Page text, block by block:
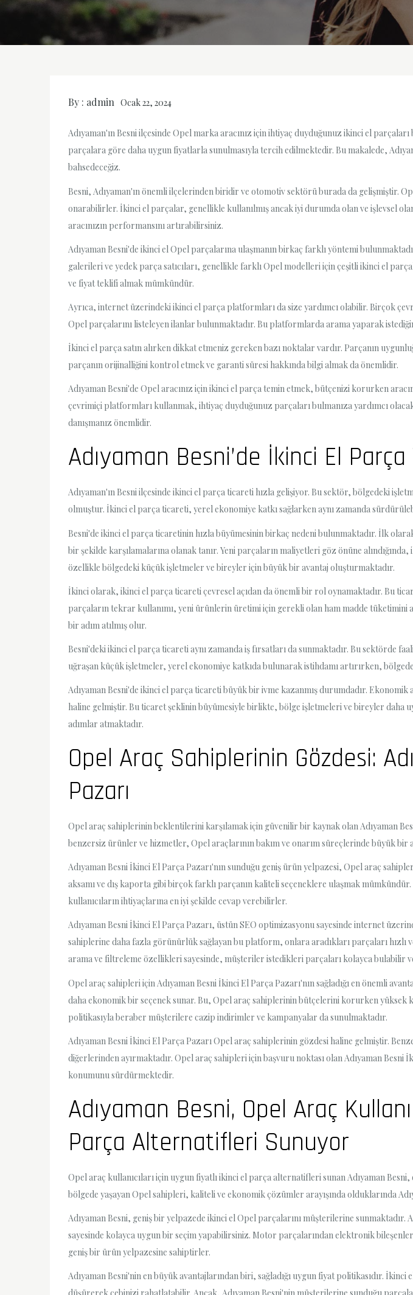
By : admin Ocak 22, 2024
Adıyaman'ın Besni ilçesinde Opel marka aracınız için ihtiyaç duyduğunuz ikinci el
parçalara göre daha uygun fiyatlarla sunulmasıyla tercih edilmektedir. Bu makalede,
bahsedeceğiz.
Besni, Adıyaman'ın önemli ilçelerinden biridir ve otomotiv sektörü burada da gelişmiştir.
onarabilirler. İkinci el parçalar, genellikle kullanılmış ancak iyi durumda olan ve işlevsel
aracınızın performansını artırabilirsiniz.
Adıyaman Besni'de ikinci el Opel parçalarına ulaşmanın birkaç farklı yöntemi
galerileri ve yedek parça satıcıları, genellikle farklı Opel modelleri için çeşitli ikinci el
ve fiyat teklifi almak mümkündür.
Ayrıca, internet üzerindeki ikinci el parça platformları da size yardımcı olabilir. Birçok
Opel parçalarını listeleyen ilanlar bulunmaktadır. Bu platformlarda arama yaparak
İkinci el parça satın alırken dikkat etmeniz gereken bazı noktalar vardır. Parçanın
parçanın orijinalliğini kontrol etmek ve garanti süresi hakkında bilgi almak da önemlidir.
Adıyaman Besni'de Opel aracınız için ikinci el parça temin etmek, bütçenizi korurken
çevrimiçi platformları kullanmak, ihtiyaç duyduğunuz parçaları bulmanıza yardımcı
danışmanız önemlidir.
Adıyaman Besni’de İkinci El
Adıyaman'ın Besni ilçesinde ikinci el parça ticareti hızla gelişiyor. Bu sektör, bölgedeki
olmuştur. İkinci el parça ticareti, yerel ekonomiye katkı sağlarken aynı zamanda
Besni'de ikinci el parça ticaretinin hızla büyümesinin birkaç nedeni bulunmaktadır. İlk
bir şekilde karşılamalarına olanak tanır. Yeni parçaların maliyetleri göz önüne
özellikle bölgedeki küçük işletmeler ve bireyler için büyük bir avantaj oluşturmaktadır.
İkinci olarak, ikinci el parça ticareti çevresel açıdan da önemli bir rol oynamaktadır. Bu
parçaların tekrar kullanımı, yeni ürünlerin üretimi için gerekli olan ham madde tüketimini
bir adım atılmış olur.
Besni'deki ikinci el parça ticareti aynı zamanda iş fırsatları da sunmaktadır. Bu sektörde
uğraşan küçük işletmeler, yerel ekonomiye katkıda bulunarak istihdamı artırırken,
Adıyaman Besni'de ikinci el parça ticareti büyük bir ivme kazanmış durumdadır.
haline gelmiştir. Bu ticaret şeklinin büyümesiyle birlikte, bölge işletmeleri ve bireyler
adımlar atmaktadır.
Opel Araç Sahiplerinin Gözdesi:
Pazarı
Opel araç sahiplerinin beklentilerini karşılamak için güvenilir bir kaynak olan Adıyaman
benzersiz ürünler ve hizmetler, Opel araçlarının bakım ve onarım süreçlerinde büyük bir
Adıyaman Besni İkinci El Parça Pazarı'nın sunduğu geniş ürün yelpazesi, Opel araç
aksamı ve dış kaporta gibi birçok farklı parçanın kaliteli seçeneklere ulaşmak
kullanıcıların ihtiyaçlarına en iyi şekilde cevap verebilirler.
Adıyaman Besni İkinci El Parça Pazarı, üstün SEO optimizasyonu sayesinde internet
sahiplerine daha fazla görünürlük sağlayan bu platform, onlara aradıkları parçaları hızlı
arama ve filtreleme özellikleri sayesinde, müşteriler istedikleri parçaları kolayca bulabilir
Opel araç sahipleri için Adıyaman Besni İkinci El Parça Pazarı'nın sağladığı en önemli
daha ekonomik bir seçenek sunar. Bu, Opel araç sahiplerinin bütçelerini korurken yüksek
politikasıyla beraber müşterilere cazip indirimler ve kampanyalar da sunulmaktadır.
Adıyaman Besni İkinci El Parça Pazarı Opel araç sahiplerinin gözdesi haline gelmiştir.
diğerlerinden ayırmaktadır. Opel araç sahipleri için başvuru noktası olan Adıyaman
konumunu sürdürmektedir.
Adıyaman Besni, Opel Araç
Parça Alternatifleri Sunuyor
Opel araç kullanıcıları için uygun fiyatlı ikinci el parça alternatifleri sunan Adıyaman
bölgede yaşayan Opel sahipleri, kaliteli ve ekonomik çözümler arayışında olduklarında
Adıyaman Besni, geniş bir yelpazede ikinci el Opel parçalarını müşterilerine
sayesinde kolayca uygun bir seçim yapabilirsiniz. Motor parçalarından elektronik
geniş bir ürün yelpazesine sahiptirler.
Adıyaman Besni'nin en büyük avantajlarından biri, sağladığı uygun fiyat politikasıdır.